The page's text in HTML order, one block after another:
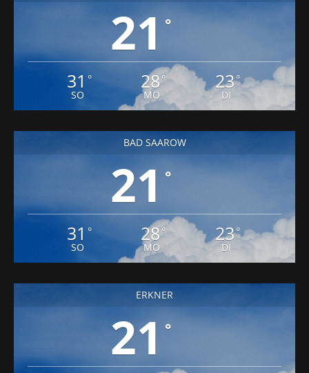
21 °
31 °
SO
28°
MO
23°
DI
BAD SAAROW
21 °
31 °
SO
28°
MO
23°
DI
ERKNER
21 °